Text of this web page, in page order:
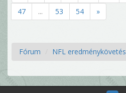
47
... 53 54 »
Fórum NFL eredménykövetés